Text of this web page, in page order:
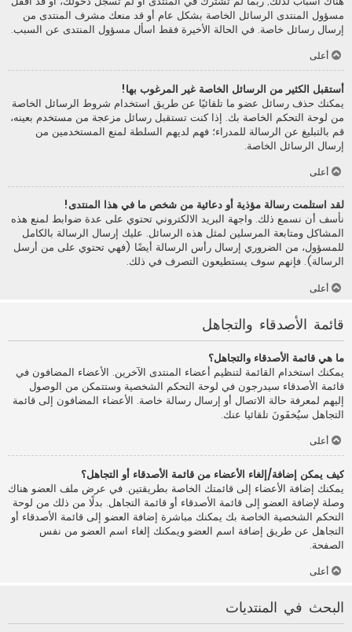
مسؤول المنتدى الرسائل الخاصة بشكل عام أو قد منعك مشرف المنتدى من
إرسال رسائل خاصة. في الحالة الأخيرة فقط اسأل مسؤول المنتدى عن السبب.
أعلى
أستقبل الكثير من الرسائل الخاصة غير المرغوب بها!
يمكنك حذف رسائل عضو ما تلقائيًا عن طريق استخدام شروط الرسائل الخاصة
من لوحة التحكم الخاصة بك. إذا كنت تستقبل رسائل مزعجة من مستخدم بعينه،
قم بالتبليغ عن الرسالة للمدراء؛ فهم لديهم السلطة لمنع المستخدمين من
إرسال الرسائل الخاصة.
أعلى
لقد استلمت رسالة مؤذية أو دعائية من شخص ما في هذا المنتدى!
نأسف أن نسمع ذلك. واجهة البريد الالكتروني تحتوي على عدة ضوابط لمنع هذه
المشاكل ومتابعة المرسلين لمثل هذه الرسائل. عليك إرسال الرسالة بالكامل
للمسؤول، من الضروري إرسال رأس الرسالة أيضًا (فهي تحتوي على من أرسل
الرسالة). فإنهم سوف يستطيعون التصرف في ذلك.
أعلى
قائمة الأصدقاء والتجاهل
ما هي قائمة الأصدقاء والتجاهل؟
يمكنك استخدام القائمة لتنظيم أعضاء المنتدى الآخرين. الأعضاء المضافون في
قائمة الأصدقاء سيدرجون في لوحة التحكم الشخصية وستتمكن من الوصول
إليهم لمعرفة حالة الاتصال أو إرسال رسالة خاصة. الأعضاء المضافون إلى قائمة
التجاهل سيُخفَونَ تلقائيا عنك.
أعلى
كيف يمكن إضافة/إلغاء الأعضاء من قائمة الأصدقاء أو التجاهل؟
يمكنك إضافة الأعضاء إلى قائمتك الخاصة بطريقتين. في عرض ملف العضو هناك
وصلة لإضافة العضو إلى قائمة الأصدقاء أو قائمة التجاهل. بدلًا من ذلك من لوحة
التحكم الشخصية الخاصة بك يمكنك مباشرة إضافة العضو إلى قائمة الأصدقاء أو
التجاهل عن طريق إضافة اسم العضو ويمكنك إلغاء اسم العضو من نفس
الصفحة.
أعلى
البحث في المنتديات